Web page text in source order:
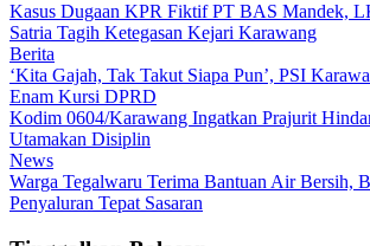
Kasus Dugaan KPR Fiktif PT BAS Mandek,
Satria Tagih Ketegasan Kejari Karawang
Berita
‘Kita Gajah, Tak Takut Siapa Pun’, PSI
Enam Kursi DPRD
Kodim 0604/Karawang Ingatkan Prajurit
Utamakan Disiplin
News
Warga Tegalwaru Terima Bantuan Air Bersih,
Penyaluran Tepat Sasaran